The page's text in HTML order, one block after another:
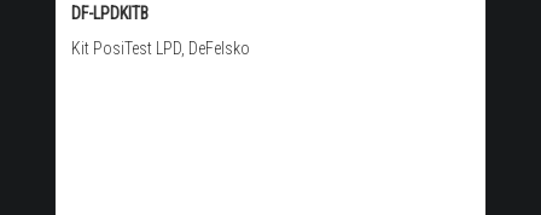
DF-LPDKITB
Kit PosiTest LPD, DeFelsko